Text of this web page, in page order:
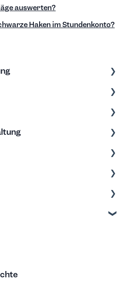
auswerten?
Haken im Stundenkonto?
Backups
& Auszahlungen
& Abwesenheiten